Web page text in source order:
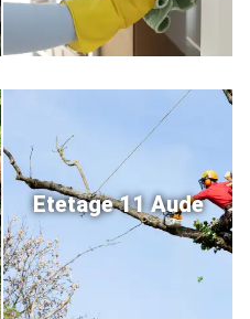
Etetage 11 Aude